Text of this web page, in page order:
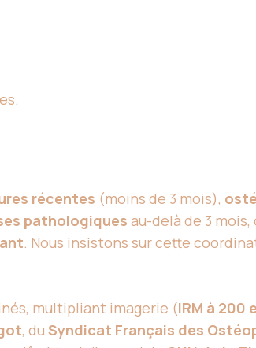
récentes (moins de 3 mois),
pathologiques au-delà de 3
. Nous insistons sur cette
multipliant imagerie (IRM à 200
, du Syndicat Français des